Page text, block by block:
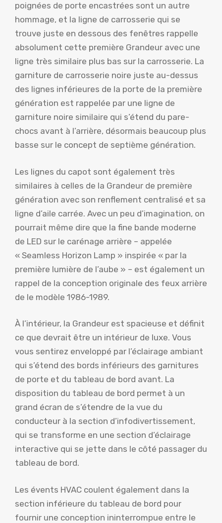
poignées de porte encastrées sont un autre
hommage, et la ligne de carrosserie qui se
trouve juste en dessous des fenêtres rappelle
absolument cette première Grandeur avec une
ligne très similaire plus bas sur la carrosserie. La
garniture de carrosserie noire juste au-dessus
des lignes inférieures de la porte de la première
génération est rappelée par une ligne de
garniture noire similaire qui s’étend du pare-
chocs avant à l’arrière, désormais beaucoup plus
basse sur le concept de septième génération.
Les lignes du capot sont également très
similaires à celles de la Grandeur de première
génération avec son renflement centralisé et sa
ligne d’aile carrée. Avec un peu d’imagination, on
pourrait même dire que la fine bande moderne
de LED sur le carénage arrière – appelée
« Seamless Horizon Lamp » inspirée « par la
première lumière de l’aube » – est également un
rappel de la conception originale des feux arrière
de le modèle 1986-1989.
À l’intérieur, la Grandeur est spacieuse et définit
ce que devrait être un intérieur de luxe. Vous
vous sentirez enveloppé par l’éclairage ambiant
qui s’étend des bords inférieurs des garnitures
de porte et du tableau de bord avant. La
disposition du tableau de bord permet à un
grand écran de s’étendre de la vue du
conducteur à la section d’infodivertissement,
qui se transforme en une section d’éclairage
interactive qui se jette dans le côté passager du
tableau de bord.
Les évents HVAC coulent également dans la
section inférieure du tableau de bord pour
fournir une conception ininterrompue entre le